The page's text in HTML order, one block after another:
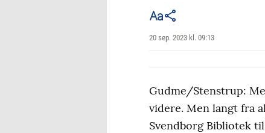
20 sep. 2023 kl. 09:13
Gudme/Stenstrup:
videre. Men langt fra
Svendborg Bibliotek